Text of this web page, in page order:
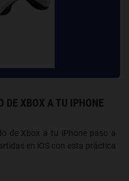
DE XBOX A TU IPHONE
de Xbox a tu iPhone paso a
en iOS con esta práctica